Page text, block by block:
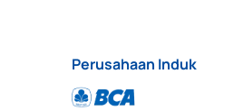
Perusahaan Induk